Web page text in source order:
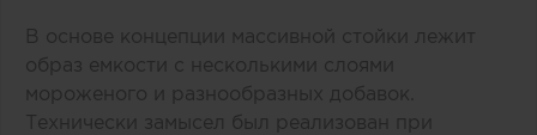
В основе концепции массивной стойки лежит
образ емкости с несколькими слоями
мороженого и разнообразных добавок.
Технически замысел был реализован при